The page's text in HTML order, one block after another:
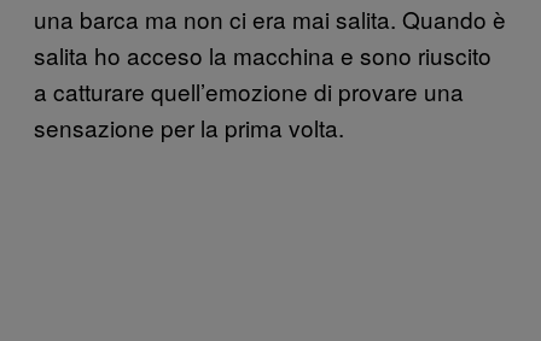
una barca ma non ci era mai salita. Quando è
salita ho acceso la macchina e sono riuscito
a catturare quell’emozione di provare una
sensazione per la prima volta.